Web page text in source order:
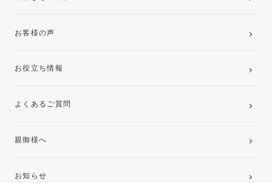
お客様の声
お役立ち情報
よくあるご質問
親御様へ
お知らせ